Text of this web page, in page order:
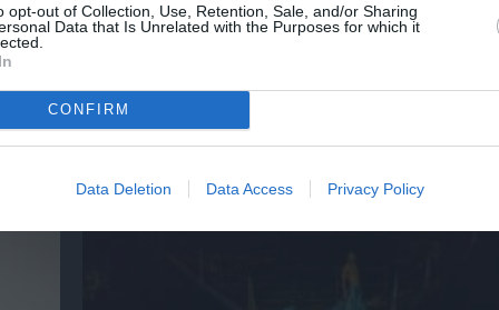
opt-out of Collection, Use, Retention, Sale, and/or Sharing
Data that Is Unrelated with the Purposes for which it
CONFIRM
Data Deletion Data Access Privacy Policy
το Culturenow.gr